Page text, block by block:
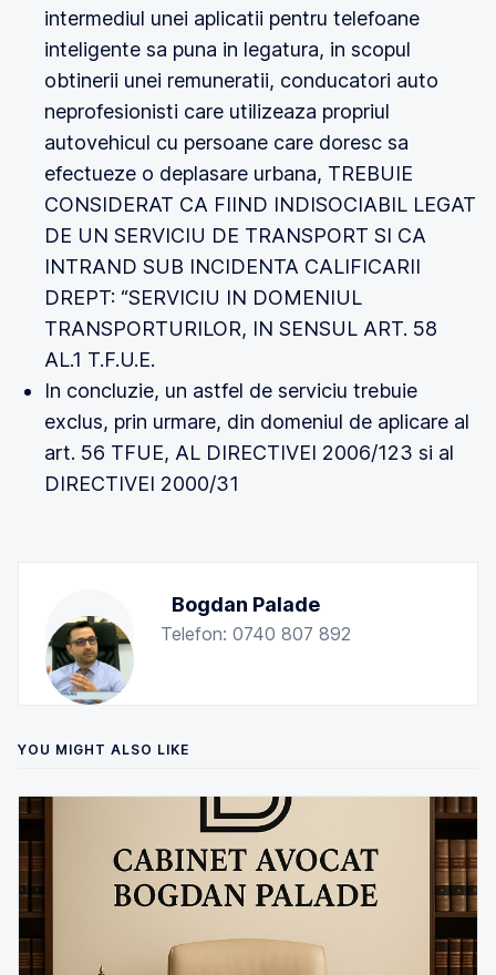
intermediul unei aplicatii pentru telefoane
inteligente sa puna in legatura, in scopul
obtinerii unei remuneratii, conducatori auto
neprofesionisti care utilizeaza propriul
autovehicul cu persoane care doresc sa
efectueze o deplasare urbana, TREBUIE
CONSIDERAT CA FIIND INDISOCIABIL LEGAT
DE UN SERVICIU DE TRANSPORT SI CA
INTRAND SUB INCIDENTA CALIFICARII
DREPT: “SERVICIU IN DOMENIUL
TRANSPORTURILOR, IN SENSUL ART. 58
AL.1 T.F.U.E.
In concluzie, un astfel de serviciu trebuie
exclus, prin urmare, din domeniul de aplicare al
art. 56 TFUE, AL DIRECTIVEI 2006/123 si al
DIRECTIVEI 2000/31
Bogdan Palade
Telefon: 0740 807 892
YOU MIGHT ALSO LIKE